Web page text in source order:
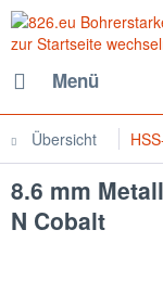
Menü
Übersicht
8.6 mm
N Cobalt